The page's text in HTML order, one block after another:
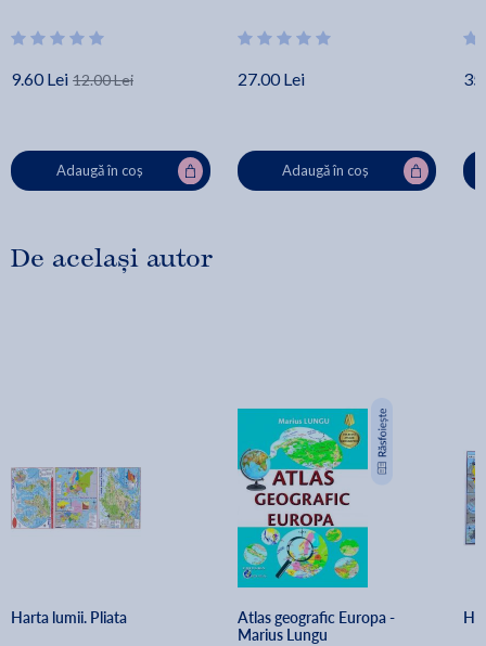
9.60 Lei 12.00 Lei
Adaugă în coș
27.00 Lei
Adaugă în coș
De același autor
Harta lumii. Pliata
Atlas geografic Europa -
Marius Lungu